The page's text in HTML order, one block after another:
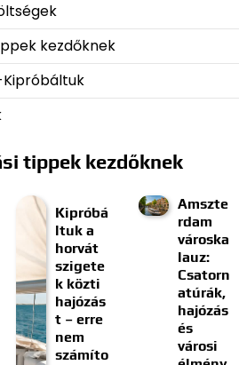
kezdőknek
tippek kezdőknek
Kipróbá
ltuk a
horvát
szigete
k közti
hajózás
t – erre
nem
számíto
Amszte
rdam
városka
lauz:
Csatorn
atúrák,
hajózás
és
városi